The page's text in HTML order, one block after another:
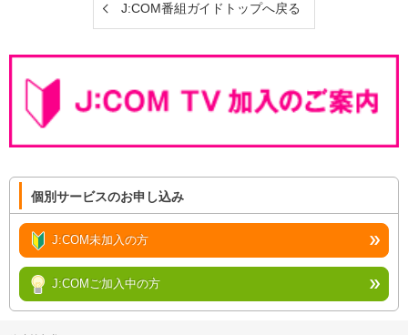
J:COM番組ガイドトップへ戻る
個別サービスのお申し込み
J:COM未加入の方
J:COMご加入中の方